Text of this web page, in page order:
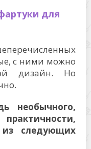
для
с ними можно
дизайн. Но
необычного,
следующих